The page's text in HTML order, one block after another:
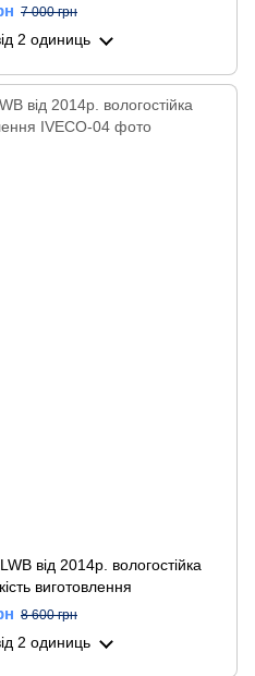
7 000 грн
2 одиниць
від 2014р. вологостійка
виготовлення
8 600 грн
2 одиниць